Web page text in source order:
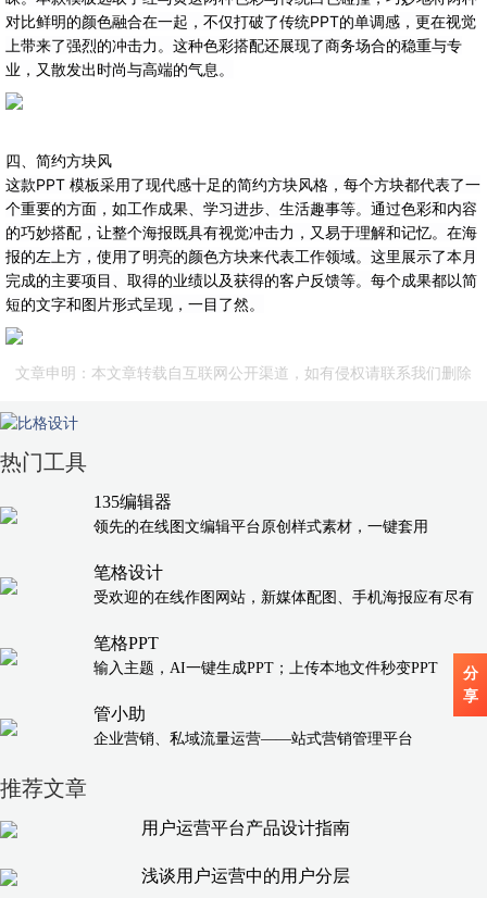
对比鲜明的颜色融合在一起，不仅打破了传统PPT的单调感，更在视觉
上带来了强烈的冲击力。 这种色彩搭配还展现了商务场合的稳重与专
业，又散发出时尚与高端的气息。
四、简约方块风
这款PPT 模板采用了现代感十足的简约方块风格，每个方块都代表了一
个重要的方面，如工作成果、学习进步、生活趣事等。通过色彩和内容
的巧妙搭配，让整个海报既具有视觉冲击力，又易于理解和记忆。 在海
报的左上方，使用了明亮的颜色方块来代表工作领域。这里展示了本月
完成的主要项目、取得的业绩以及获得的客户反馈等。每个成果都以简
短的文字和图片形式呈现，一目了然。
文章申明：本文章转载自互联网公开渠道，如有侵权请联系我们删除
热门工具
135编辑器
领先的在线图文编辑平台原创样式素材，一键套用
笔格设计
受欢迎的在线作图网站，新媒体配图、手机海报应有尽有
笔格PPT
输入主题，AI一键生成PPT；上传本地文件秒变PPT
管小助
企业营销、私域流量运营——站式营销管理平台
推荐文章
用户运营平台产品设计指南
浅谈用户运营中的用户分层
分
享